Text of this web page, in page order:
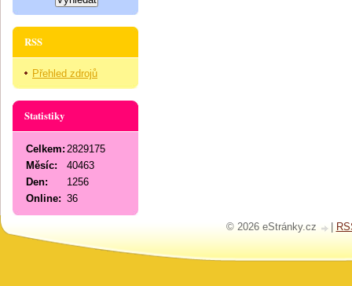
RSS
Přehled zdrojů
Statistiky
Online: 36
Celkem: 2829175
Měsíc:
40463
Den:
1256
© 2026 eStránky.cz